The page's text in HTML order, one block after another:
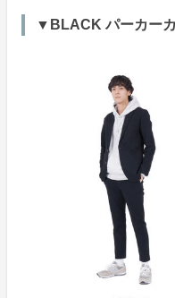
▼BLACK パーカー